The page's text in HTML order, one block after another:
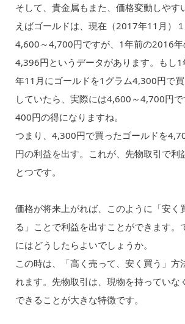
そして、貴金属もまた、価格変動しやす
えばゴールドは、現在（2017年11月）
4,600～4,700円ですが、1年前の2016年
4,396円というデータがあります。もし
年11月にゴールドを1グラム4,300円で
していたら、実際には4,600～4,700円
400円の得になりますね。
つまり、4,300円で買ったゴールドを
円の利益を出す。これが、先物取引で利
とつです。
価格が将来上がれば、このように「安く
る」ことで利益を出すことができます。
にはどうしたらよいでしょうか。
この時は、「高く売って、安く買う」方
れます。先物取引は、現物を持っていな
できることが大きな特徴です。